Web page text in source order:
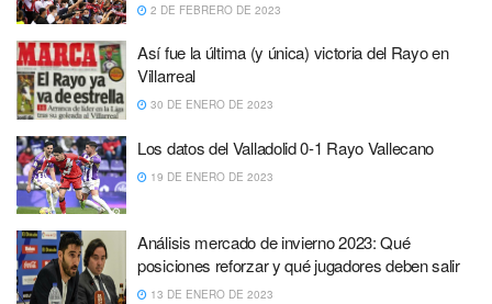
2 DE FEBRERO DE 2023
Así fue la última (y única) victoria del Rayo en
Villarreal
30 DE ENERO DE 2023
Los datos del Valladolid 0-1 Rayo Vallecano
19 DE ENERO DE 2023
Análisis mercado de invierno 2023: Qué
posiciones reforzar y qué jugadores deben salir
13 DE ENERO DE 2023